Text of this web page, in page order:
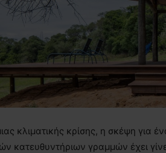
κλιματικής κρίσης, η σκέψη για
κατευθυντήριων γραμμών έχει